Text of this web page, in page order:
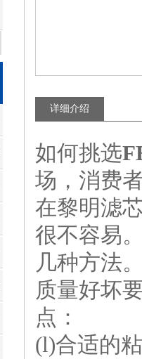
详细介绍
如何挑选
场，消费
在黎明滤
很不容易
几种方法
质量好坏
点：
(l)合适的